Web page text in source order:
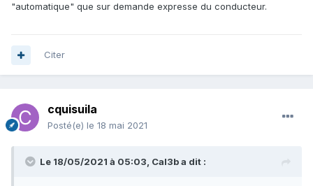
"automatique" que sur demande expresse du conducteur.
Citer
cquisuila
Posté(e) le 18 mai 2021
Le 18/05/2021 à 05:03, Cal3ba dit :